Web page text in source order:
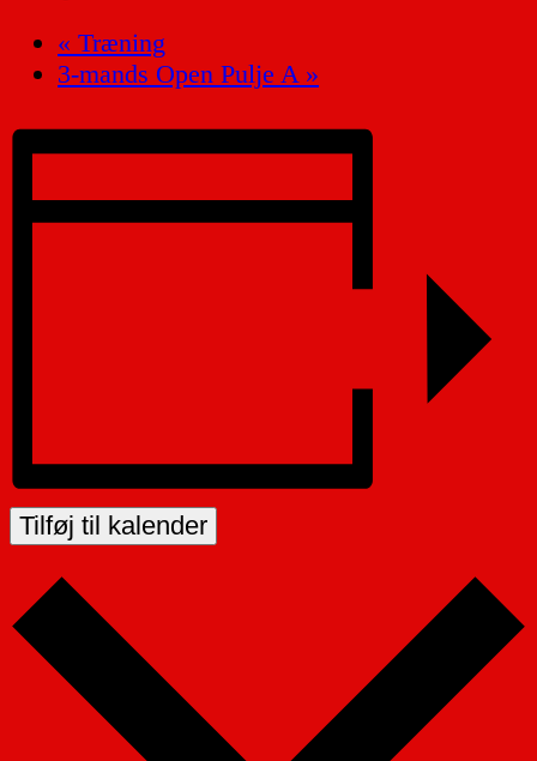
« Træning
3-mands Open Pulje A »
Tilføj til kalender